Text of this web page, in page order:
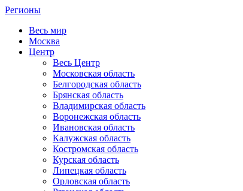
Регионы
Весь мир
Москва
Центр
Весь Центр
Московская область
Белгородская область
Брянская область
Владимирская область
Воронежская область
Ивановская область
Калужская область
Костромская область
Курская область
Липецкая область
Орловская область